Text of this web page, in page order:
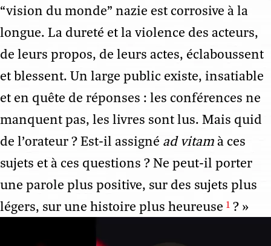
“vision du monde” nazie est corrosive à la
longue. La dureté et la violence des acteurs,
de leurs propos, de leurs actes, éclaboussent
et blessent. Un large public existe, insatiable
et en quête de réponses : les conférences ne
manquent pas, les livres sont lus. Mais quid
de l’orateur ? Est-il assigné ad vitamà ces
sujets et à ces questions ? Ne peut-il porter
une parole plus positive, sur des sujets plus
légers, sur une histoire plus heureuse 1 ? »